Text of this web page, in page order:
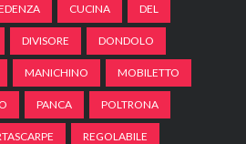
CUCINA DEL
DIVISORE DONDOLO
MANICHINO MOBILETTO
PANCA POLTRONA
REGOLABILE